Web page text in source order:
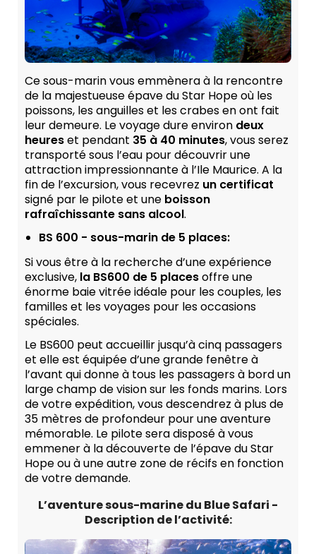
Ce sous-marin vous emmènera à la rencontre
de la majestueuse épave du Star Hope où les
poissons, les anguilles et les crabes en ont fait
leur demeure. Le voyage dure environ deux
heureset pendant 35 à 40 minutes, vous serez
transporté sous l’eau pour découvrir une
attraction impressionnante à l’Ile Maurice. A la
fin de l’excursion, vous recevrez un certificat
signé par le pilote et une boisson
rafraîchissante sans alcool.
BS 600 - sous-marin de 5 places:
Si vous être à la recherche d’une expérience
exclusive, la BS600 de 5 placesoffre une
énorme baie vitrée idéale pour les couples, les
familles et les voyages pour les occasions
spéciales.
Le BS600 peut accueillir jusqu’à cinq passagers
et elle est équipée d’une grande fenêtre à
l’avant qui donne à tous les passagers à bord un
large champ de vision sur les fonds marins. Lors
de votre expédition, vous descendrez à plus de
35 mètres de profondeur pour une aventure
mémorable. Le pilote sera disposé à vous
emmener à la découverte de l’épave du Star
Hope ou à une autre zone de récifs en fonction
de votre demande.
L’aventure sous-marine du Blue Safari -
Description de l’activité: